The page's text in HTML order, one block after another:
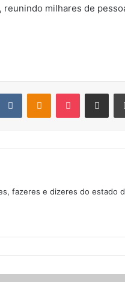
milhares de
fazeres e dizeres do estado